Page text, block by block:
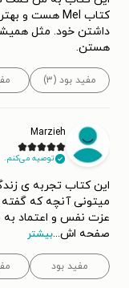
داشتن خود. مثل
هستن.
مفید بود (۳)
Marzieh
توصیه می‌کنم.
این کتاب تجربه ی
میتونی آنچه که
عزت نفس و اعتماد به
صفحه اش...بیشتر
مفید بود